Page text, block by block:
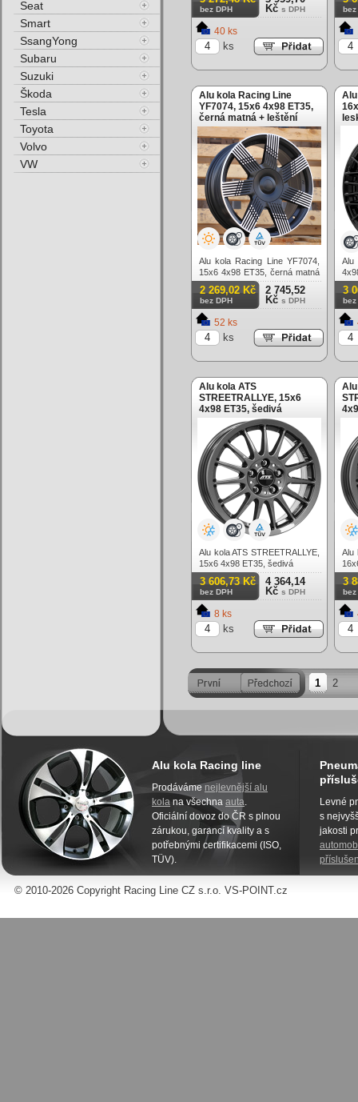
bez DPH
Kč s DPH
40 ks
ks
bez
Alu kola Racing Line
YF7074, 15x6 4x98 ET35,
černá matná + leštění
Alu kola Racing Line YF7074,
15x6 4x98 ET35, černá matná
+ leštění
2 269,02 Kč
bez DPH
2 745,52
Kč s DPH
52 ks
ks
Alu
3
bez
Alu kola ATS
STREETRALLYE, 15x6
4x98 ET35, šedivá
Alu kola ATS STREETRALLYE,
15x6 4x98 ET35, šedivá
3 606,73 Kč
bez DPH
4 364,14
Kč s DPH
8 ks
ks
Alu
3
bez
1 2
Seat
Smart
SsangYong
Subaru
Suzuki
Škoda
Tesla
Toyota
Volvo
VW
Alu kola Racing line
Prodáváme nejlevnější alu
kola na všechna auta.
Oficiální dovoz do ČR s plnou
zárukou, garancí kvality a s
potřebnými certifikacemi (ISO,
TÜV).
Levné
s
jakosti
© 2010-2026 Copyright Racing Line CZ s.r.o. VS-POINT.cz